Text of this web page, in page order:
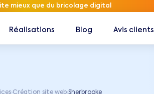
mieux que du bricolage digital
Réalisations Blog Avis clients
›Création site web›Sherbrooke